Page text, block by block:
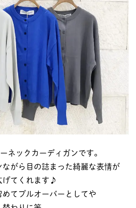
ネックカーディガンです。
がら目の詰まった綺麗な表情が
げてくれます♪
てプルオーバーとしてや